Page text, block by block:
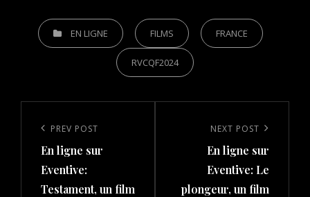
CATEGORIESEN LIGNE FILMS FRANCE
RVCQF2024
navigation
Previous
Post
PREV POST
En ligne sur
Eventive:
Testament, un film
NEXT POST
En ligne sur
Eventive: Le
plongeur, un film